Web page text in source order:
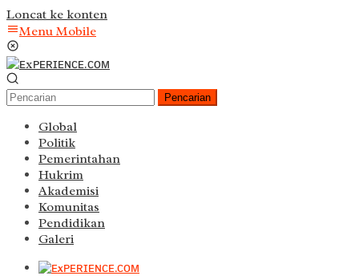
Loncat ke konten
Menu Mobile
Pencarian
Global
Politik
Pemerintahan
Hukrim
Akademisi
Komunitas
Pendidikan
Galeri